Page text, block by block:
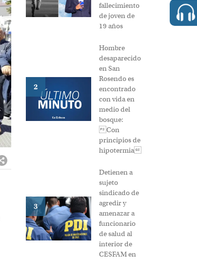
fallecimiento
de joven de
19 años
2
Hombre
desaparecido
en San
Rosendo es
encontrado
con vida en
medio del
bosque:
Con
principios de
hipotermia
3
Detienen a
sujeto
sindicado de
agredir y
amenazar a
funcionario
de salud al
interior de
CESFAM en